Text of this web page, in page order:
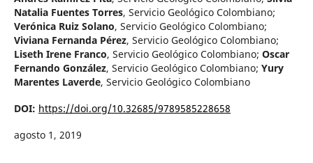
Natalia Fuentes Torres, Servicio Geológico Colombiano;
Verónica Ruiz Solano, Servicio Geológico Colombiano;
Viviana Fernanda Pérez, Servicio Geológico Colombiano;
Liseth Irene Franco, Servicio Geológico Colombiano; Oscar
Fernando González, Servicio Geológico Colombiano; Yury
Marentes Laverde, Servicio Geológico Colombiano
DOI: https://doi.org/10.32685/9789585228658
agosto 1, 2019